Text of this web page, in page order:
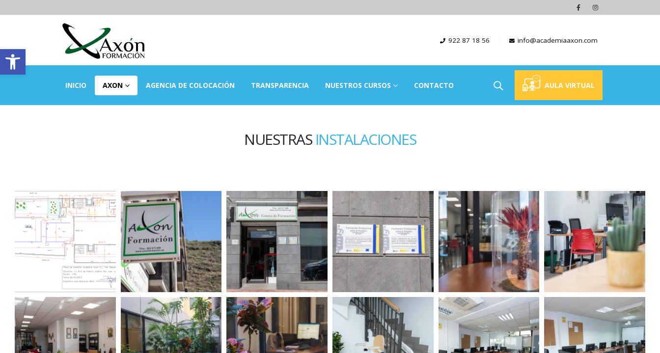
Abrir barra de herramientas
922 87 18 56 info@academiaaxon.com
INICIO AXON AGENCIA DE COLOCACIÓN TRANSPARENCIA NUESTROS CURSOS CONTACTO AULA VIRTUAL
NUESTRAS INSTALACIONES